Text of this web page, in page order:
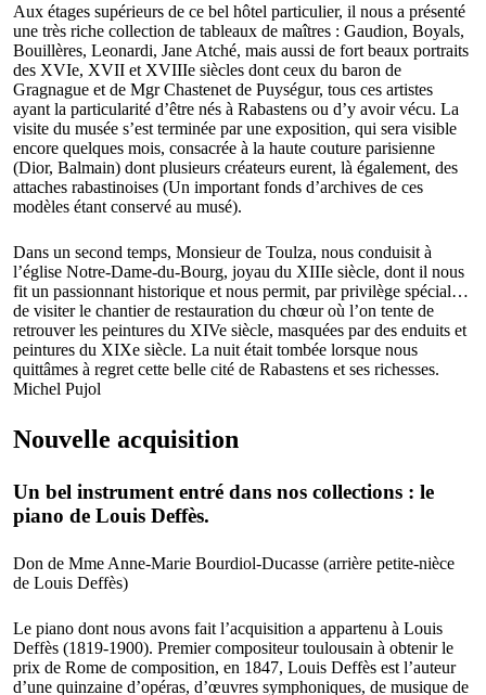
Aux étages supérieurs de ce bel hôtel particulier, il nous a présenté
une très riche collection de tableaux de maîtres : Gaudion, Boyals,
Bouillères, Leonardi, Jane Atché, mais aussi de fort beaux portraits
des XVIe, XVII et XVIIIe siècles dont ceux du baron de
Gragnague et de Mgr Chastenet de Puységur, tous ces artistes
ayant la particularité d’être nés à Rabastens ou d’y avoir vécu. La
visite du musée s’est terminée par une exposition, qui sera visible
encore quelques mois, consacrée à la haute couture parisienne
(Dior, Balmain) dont plusieurs créateurs eurent, là également, des
attaches rabastinoises (Un important fonds d’archives de ces
modèles étant conservé au musé).
Dans un second temps, Monsieur de Toulza, nous conduisit à
l’église Notre-Dame-du-Bourg, joyau du XIIIe siècle, dont il nous
fit un passionnant historique et nous permit, par privilège spécial…
de visiter le chantier de restauration du chœur où l’on tente de
retrouver les peintures du XIVe siècle, masquées par des enduits et
peintures du XIXe siècle. La nuit était tombée lorsque nous
quittâmes à regret cette belle cité de Rabastens et ses richesses.
Michel Pujol
Nouvelle acquisition
Un bel instrument entré dans nos collections : le
piano de Louis Deffès.
Don de Mme Anne-Marie Bourdiol-Ducasse (arrière petite-nièce
de Louis Deffès)
Le piano dont nous avons fait l’acquisition a appartenu à Louis
Deffès (1819-1900). Premier compositeur toulousain à obtenir le
prix de Rome de composition, en 1847, Louis Deffès est l’auteur
d’une quinzaine d’opéras, d’œuvres symphoniques, de musique de